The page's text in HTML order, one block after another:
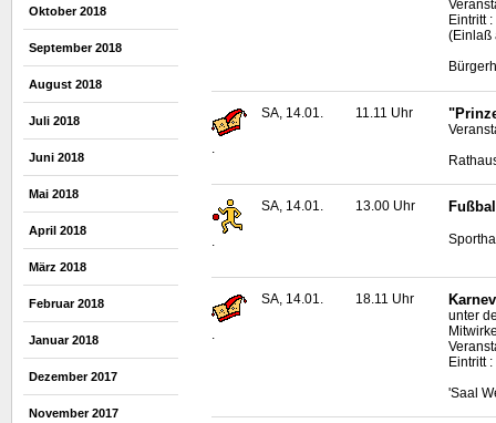
Oktober 2018
September 2018
August 2018
Juli 2018
Juni 2018
Mai 2018
April 2018
März 2018
Februar 2018
Januar 2018
Dezember 2017
November 2017
Eintritt
(Einlaß
SA, 14.01. 11.11 Uhr
.
SA, 14.01. 13.00 Uhr
SA, 14.01. 18.11 Uhr
unter
Eintritt
'Saal